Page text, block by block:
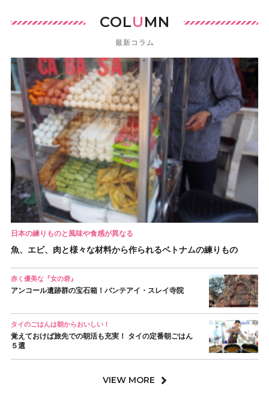
COLUMN
最新コラム
日本の練りものと風味や食感が異なる
魚、エビ、肉と様々な材料から作られるベトナムの練りもの
赤く優美な『女の砦』
アンコール遺跡群の宝石箱！バンテアイ・スレイ寺院
タイのごはんは朝からおいしい！
覚えておけば旅先での朝活も充実！ タイの定番朝ごはん
５選
VIEW MORE